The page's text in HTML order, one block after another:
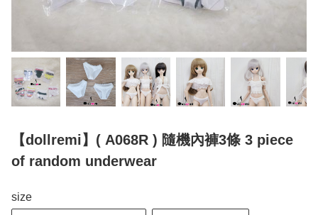
【dollremi】( A068R ) 隨機內褲3條 3 piece
of random underwear
size